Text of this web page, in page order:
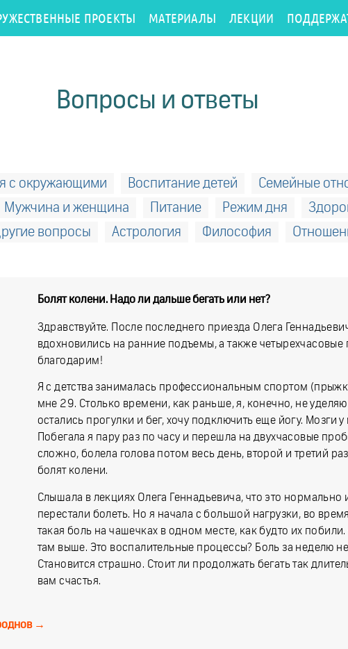
ПРОЕКТЫ МАТЕРИАЛЫ ЛЕКЦИИ
Вопросы и ответы
с окружающими Воспитание детей Семейные
Мужчина и женщина Питание Режим дня
вопросы Астрология Философия
Болят колени. Надо ли дальше бегать или нет?
Здравствуйте. После последнего приезда Олега
вдохновились на ранние подъемы, а также четырехчасовые
благодарим!
Я с детства занималась профессиональным спортом
мне 29. Столько времени, как раньше, я, конечно, не
остались прогулки и бег, хочу подключить еще йогу. Мозги
Побегала я пару раз по часу и перешла на двухчасовые
сложно, болела голова потом весь день, второй и третий
болят колени.
Слышала в лекциях Олега Геннадьевича, что это нормально
перестали болеть. Но я начала с большой нагрузки, во
такая боль на чашечках в одном месте, как будто их побили.
там выше. Это воспалительные процессы? Боль за неделю
Становится страшно. Стоит ли продолжать бегать так
вам счастья.
→